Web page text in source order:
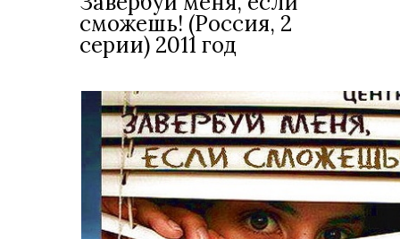
сможешь! (Россия, 2
серии) 2011 год